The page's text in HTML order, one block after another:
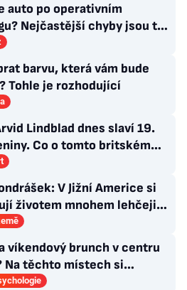
auto po operativním
Nejčastější chyby jsou ty
barvu, která vám bude
Tohle je rozhodující
Lindblad dnes slaví 19.
Co o tomto britském
víte?
V Jižní Americe si
životem mnohem lehčeji,
neřeší
víkendový brunch v centru
Na těchto místech si
snídani užívají i místní